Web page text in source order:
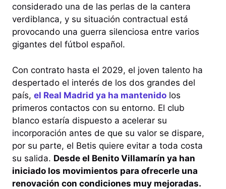
considerado una de las perlas de la cantera
verdiblanca, y su situación contractual está
provocando una guerra silenciosa entre varios
gigantes del fútbol español.
Con contrato hasta el 2029, el joven talento ha
despertado el interés de los dos grandes del
país, el Real Madrid ya ha mantenido los
primeros contactos con su entorno. El club
blanco estaría dispuesto a acelerar su
incorporación antes de que su valor se dispare,
por su parte, el Betis quiere evitar a toda costa
su salida. Desde el Benito Villamarín ya han
iniciado los movimientos para ofrecerle una
renovación con condiciones muy mejoradas.